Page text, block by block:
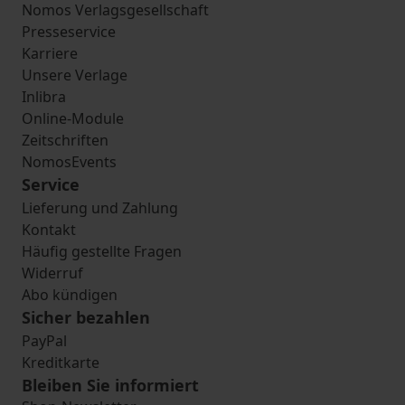
Nomos Verlagsgesellschaft
Presseservice
Karriere
Unsere Verlage
Inlibra
Online-Module
Zeitschriften
NomosEvents
Service
Lieferung und Zahlung
Kontakt
Häufig gestellte Fragen
Widerruf
Abo kündigen
Sicher bezahlen
PayPal
Kreditkarte
Bleiben Sie informiert